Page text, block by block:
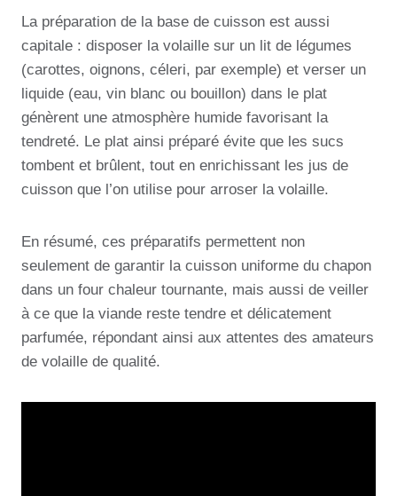
La préparation de la base de cuisson est aussi
capitale : disposer la volaille sur un lit de légumes
(carottes, oignons, céleri, par exemple) et verser un
liquide (eau, vin blanc ou bouillon) dans le plat
génèrent une atmosphère humide favorisant la
tendreté. Le plat ainsi préparé évite que les sucs
tombent et brûlent, tout en enrichissant les jus de
cuisson que l’on utilise pour arroser la volaille.
En résumé, ces préparatifs permettent non
seulement de garantir la cuisson uniforme du chapon
dans un four chaleur tournante, mais aussi de veiller
à ce que la viande reste tendre et délicatement
parfumée, répondant ainsi aux attentes des amateurs
de volaille de qualité.